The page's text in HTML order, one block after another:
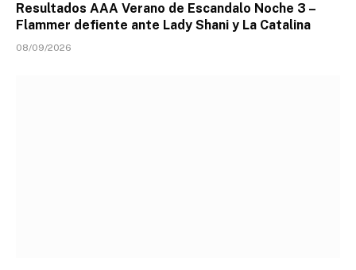
Resultados AAA Verano de Escandalo Noche 3 –
Flammer defiente ante Lady Shani y La Catalina
08/09/2026